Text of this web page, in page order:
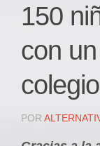
Deportes
JUDICIAL
REGIONAL
150
con
colegio
POR